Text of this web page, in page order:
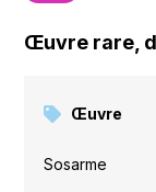
Œuvre rare,
Œuvre
Sosarme